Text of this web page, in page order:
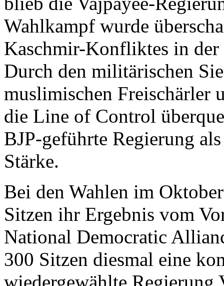
Wahlkampf wurde
Kaschmir-Konfliktes in
Durch den militärischen
muslimischen Freischärler
die Line of Control
BJP-geführte Regierung
Stärke.
Bei den Wahlen im
Sitzen ihr Ergebnis vom
National Democratic
300 Sitzen diesmal eine